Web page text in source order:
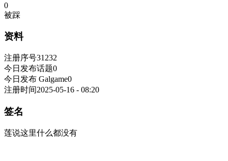
0
被踩
资料
注册序号31232
今日发布话题0
今日发布 Galgame0
注册时间2025-05-16 - 08:20
签名
莲说这里什么都没有